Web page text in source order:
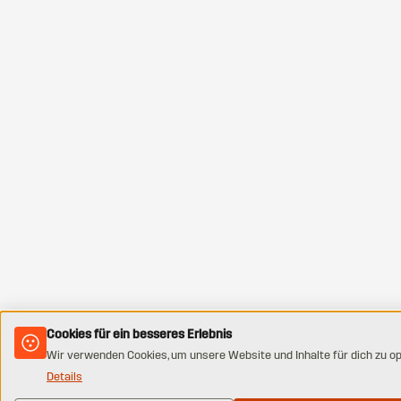
Cookies für ein besseres Erlebnis
Wir verwenden Cookies, um unsere Website und Inhalte für dich zu
Details